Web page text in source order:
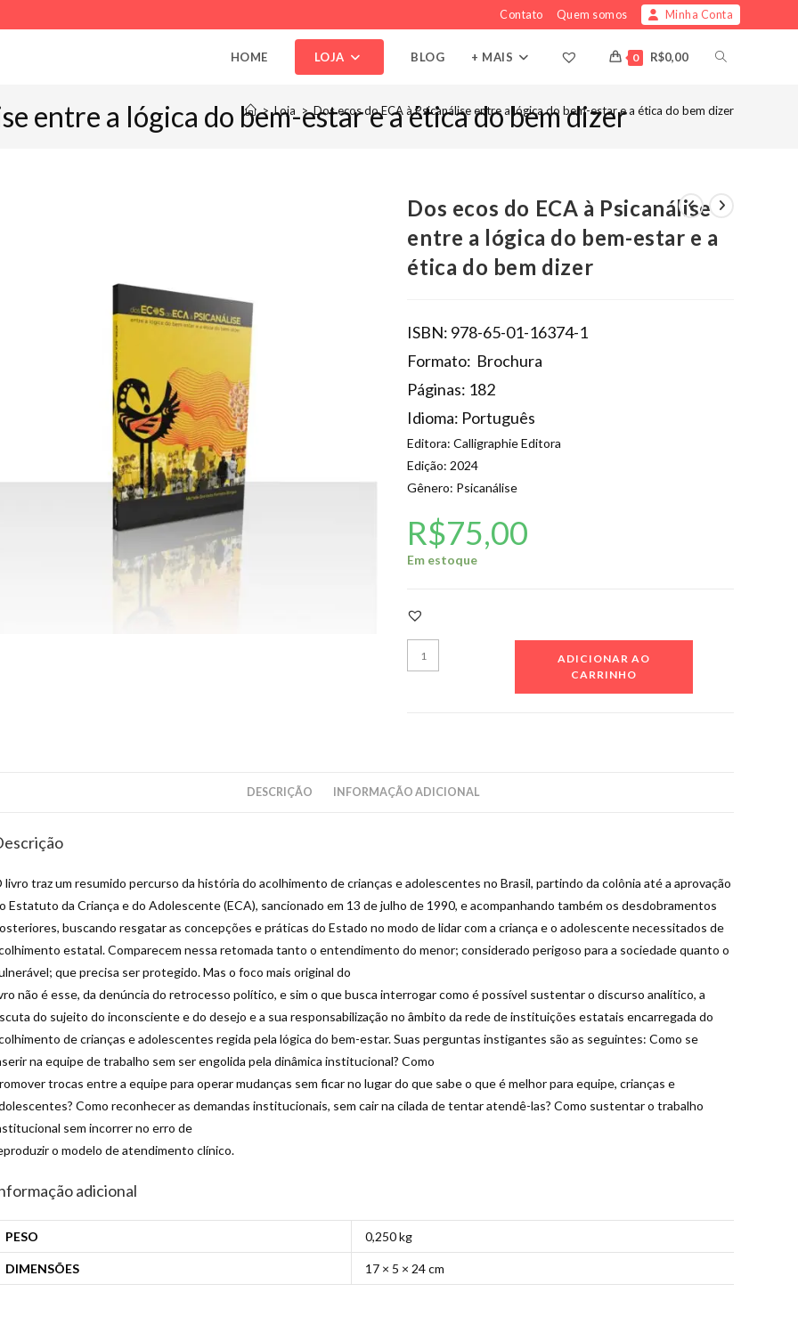
Contato Quem somos Minha Conta
HOME LOJA BLOG + MAIS 0 R$0,00 ALTERNAR
PESQUISA
entre a lógica do bem-estar e a ética do bem dizer
> Loja > Dos ecos do ECA à Psicanálise entre a lógica do bem-estar e a ética do bem dizer
Dos ecos do ECA à Psicanálise
entre a lógica do bem-estar e a
ética do bem dizer
ISBN: 978-65-01-16374-1
Formato: Brochura
Páginas: 182
Idioma: Português
Editora: Calligraphie Editora
Edição: 2024
Gênero: Psicanálise
R$75,00
Em estoque
Dos
ecos
bem
quantidade
ADICIONAR AO
CARRINHO
DESCRIÇÃO INFORMAÇÃO ADICIONAL
livro traz um resumido percurso da história do acolhimento de crianças e adolescentes no Brasil, partindo da colônia até a aprovação
Estatuto da Criança e do Adolescente (ECA), sancionado em 13 de julho de 1990, e acompanhando também os desdobramentos
buscando resgatar as concepções e práticas do Estado no modo de lidar com a criança e o adolescente necessitados de
estatal. Comparecem nessa retomada tanto o entendimento do menor; considerado perigoso para a sociedade quanto o
que precisa ser protegido. Mas o foco mais original do
não é esse, da denúncia do retrocesso político, e sim o que busca interrogar como é possível sustentar o discurso analítico, a
do sujeito do inconsciente e do desejo e a sua responsabilização no âmbito da rede de instituições estatais encarregada do
de crianças e adolescentes regida pela lógica do bem-estar. Suas perguntas instigantes são as seguintes: Como se
na equipe de trabalho sem ser engolida pela dinâmica institucional? Como
trocas entre a equipe para operar mudanças sem ficar no lugar do que sabe o que é melhor para equipe, crianças e
Como reconhecer as demandas institucionais, sem cair na cilada de tentar atendê-las? Como sustentar o trabalho
sem incorrer no erro de
o modelo de atendimento clínico.
adicional
PESO 0,250 kg
DIMENSÕES 17 × 5 × 24 cm